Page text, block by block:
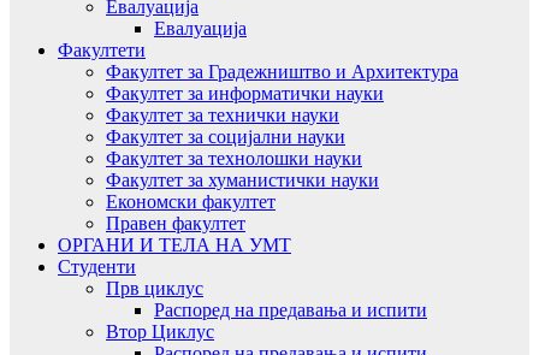
Евалуација
Евалуација
Факултети
Факултет за Градежништво и Архитектура
Факултет за информатички науки
Факултет за технички науки
Факултет за социјални науки
Факултет за технолошки науки
Факултет за хуманистички науки
Економски факултет
Правен факултет
ОРГАНИ И ТЕЛА НА УМТ
Студенти
Прв циклус
Распоред на предавањa и испити
Втор Циклус